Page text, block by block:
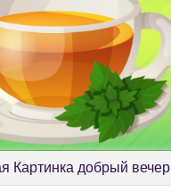
Картинка добрый вечер